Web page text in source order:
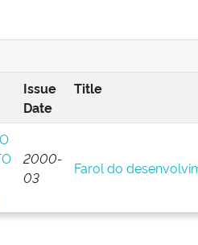
Issue
Date
Title
2000-
03
Farol do